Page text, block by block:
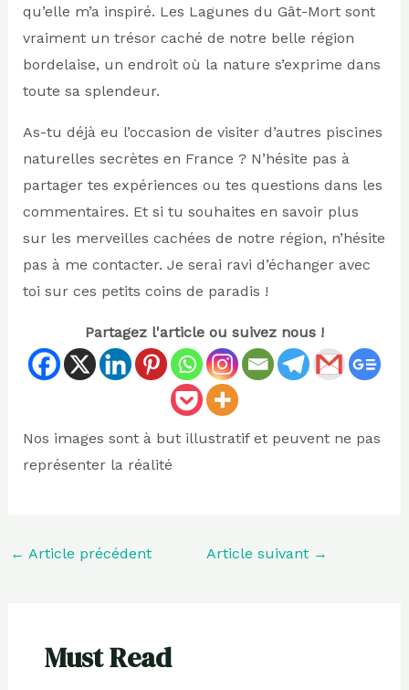
qu’elle m’a inspiré. Les Lagunes du Gât-Mort sont
vraiment un trésor caché de notre belle région
bordelaise, un endroit où la nature s’exprime dans
toute sa splendeur.
As-tu déjà eu l’occasion de visiter d’autres piscines
naturelles secrètes en France ? N’hésite pas à
partager tes expériences ou tes questions dans les
commentaires. Et si tu souhaites en savoir plus
sur les merveilles cachées de notre région, n’hésite
pas à me contacter. Je serai ravi d’échanger avec
toi sur ces petits coins de paradis !
Partagez l'article ou suivez nous !
Nos images sont à but illustratif et peuvent ne pas
représenter la réalité
← Article précédent Article suivant →
Must Read